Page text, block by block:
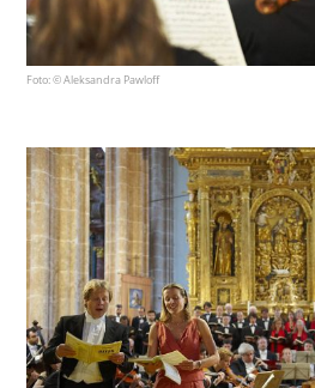
Foto: © Aleksandra Pawloff